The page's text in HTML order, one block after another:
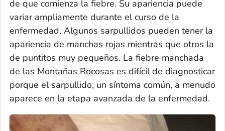
de que comienza la fiebre. Su apariencia puede
variar ampliamente durante el curso de la
enfermedad. Algunos sarpullidos pueden tener la
apariencia de manchas rojas mientras que otros la
de puntitos muy pequeños. La fiebre manchada
de las Montañas Rocosas es difícil de diagnosticar
porque el sarpullido, un síntoma común, a menudo
aparece en la etapa avanzada de la enfermedad.